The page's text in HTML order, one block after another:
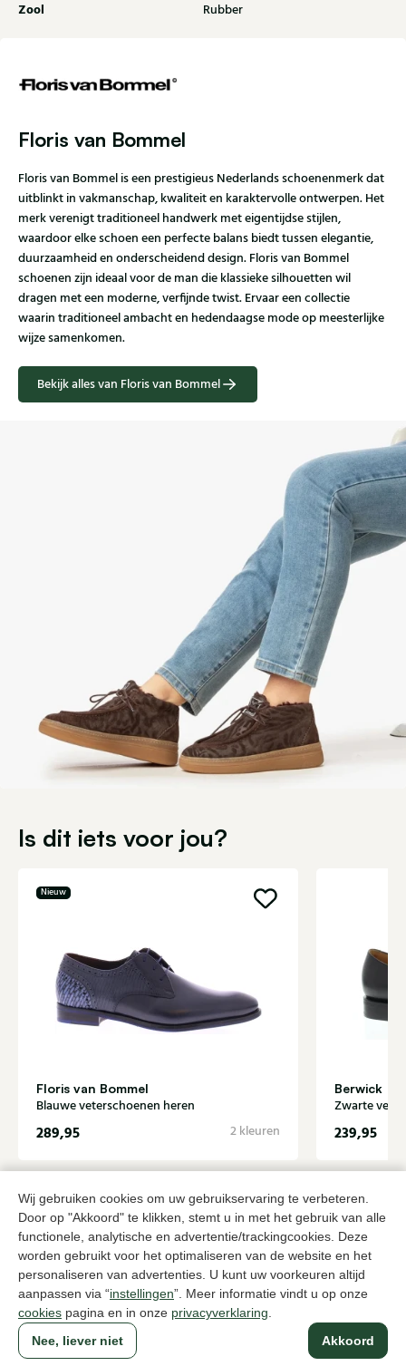
Wij gebruiken cookies om uw gebruikservaring te verbeteren.
Door op "Akkoord" te klikken, stemt u in met het gebruik van alle
functionele, analytische en advertentie/trackingcookies. Deze
worden gebruikt voor het optimaliseren van de website en het
personaliseren van advertenties. U kunt uw voorkeuren altijd
aanpassen via “instellingen”. Meer informatie vindt u op onze
cookies pagina en in onze privacyverklaring
Akkoord
Nee, liever niet
Zool Rubber
Floris van Bommel
Floris van Bommel is een prestigieus Nederlands schoenenmerk dat
uitblinkt in vakmanschap, kwaliteit en karaktervolle ontwerpen. Het
merk verenigt traditioneel handwerk met eigentijdse stijlen,
waardoor elke schoen een perfecte balans biedt tussen elegantie,
duurzaamheid en onderscheidend design. Floris van Bommel
schoenen zijn ideaal voor de man die klassieke silhouetten wil
dragen met een moderne, verfijnde twist. Ervaar een collectie
waarin traditioneel ambacht en hedendaagse mode op meesterlijke
wijze samenkomen.
Bekijk alles van Floris van Bommel
Is dit iets voor jou?
Nieuw
Floris van Bommel
Blauwe veterschoenen heren
289,95 2 kleuren
Berwick
Zwarte
239,95
Naar alle producten
Sinds 1983 een begrip in Den Haag
Voor dames Voor heren